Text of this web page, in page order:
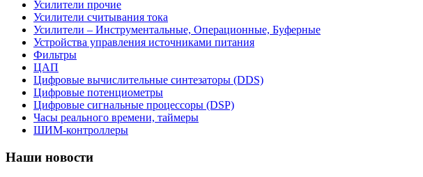
Усилители прочие
Усилители считывания тока
Усилители – Инструментальные, Операционные, Буферные
Устройства управления источниками питания
Фильтры
ЦАП
Цифровые вычислительные синтезаторы (DDS)
Цифровые потенциометры
Цифровые сигнальные процессоры (DSP)
Часы реального времени, таймеры
ШИМ-контроллеры
Наши новости